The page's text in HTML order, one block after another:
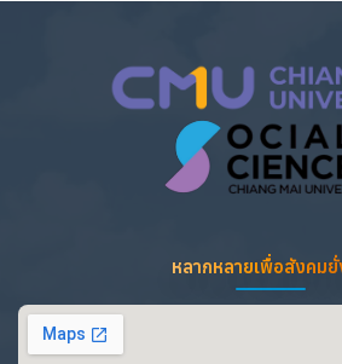
หลากหลายเพื่อสังคม